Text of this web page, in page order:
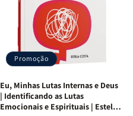
Promoção
Eu, Minhas Lutas Internas e Deus
| Identificando as Lutas
Emocionais e Espirituais | Estela